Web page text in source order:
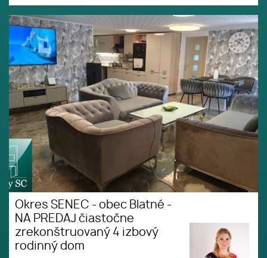
Okres SENEC - obec Blatné -
NA PREDAJ čiastočne
zrekonštruovaný 4 izbový
rodinný dom
Okres SENEC - obec Blatné -
NA PREDAJ čiastočne
zrekonštruovaný 4 izbový
rodinný dom